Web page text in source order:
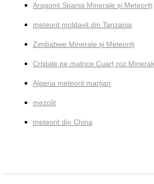
Aragonit Spania Minerale și Meteoriți
meteorit moldavit din Tanzania
Zimbabwe Minerale și Meteoriți
Cristale pe matrice Cuarț roz
Algeria meteorit marțian
mezolit
meteorit din China